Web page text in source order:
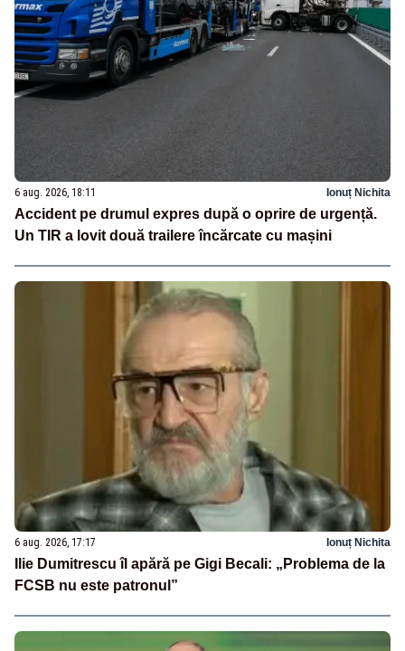
6 aug. 2026, 18:11 Ionuț Nichita
Accident pe drumul expres după o oprire de urgență.
Un TIR a lovit două trailere încărcate cu mașini
6 aug. 2026, 17:17 Ionuț Nichita
Ilie Dumitrescu îl apără pe Gigi Becali: „Problema de la
FCSB nu este patronul”